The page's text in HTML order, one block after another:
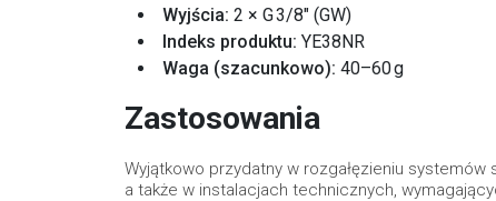
Wyjścia: 2 × G 3/8″ (GW)
Indeks produktu: YE38NR
Waga (szacunkowo): 40–60 g
Zastosowania
Wyjątkowo przydatny w rozgałęzieniu
a także w instalacjach technicznych,